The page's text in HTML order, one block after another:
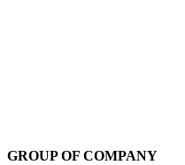
GROUP OF COMPANY